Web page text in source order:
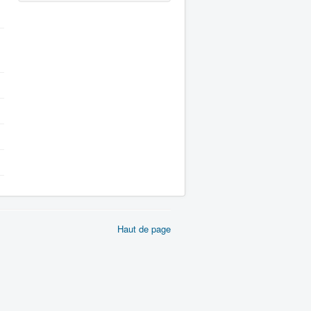
Haut de page